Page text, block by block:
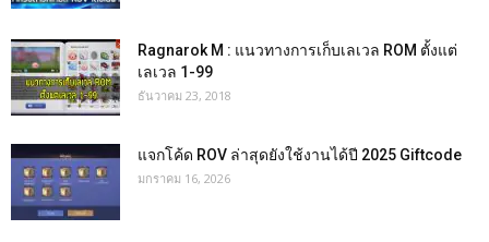
Ragnarok M : แนวทางการเก็บเลเวล ROM ตั้งแต่
เลเวล 1-99
ธันวาคม 23, 2018
แจกโค้ด ROV ล่าสุดยังใช้งานได้ปี 2025 Giftcode
มกราคม 16, 2026